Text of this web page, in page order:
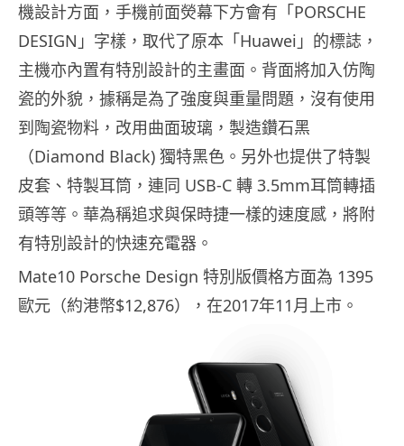
機設計方面，手機前面熒幕下方會有「PORSCHE
DESIGN」字樣，取代了原本「Huawei」的標誌，
主機亦內置有特別設計的主畫面。背面將加入仿陶
瓷的外貌，據稱是為了強度與重量問題，沒有使用
到陶瓷物料，改用曲面玻璃，製造鑽石黑
（Diamond Black) 獨特黑色。另外也提供了特製
皮套、特製耳筒，連同 USB-C 轉 3.5mm耳筒轉插
頭等等。華為稱追求與保時捷一樣的速度感，將附
有特別設計的快速充電器。
Mate10 Porsche Design 特別版價格方面為 1395
歐元（約港幣$12,876），在2017年11月上市。